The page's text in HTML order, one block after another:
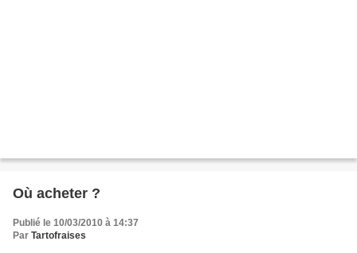
Où acheter ?
Publié le 10/03/2010 à 14:37
Par Tartofraises